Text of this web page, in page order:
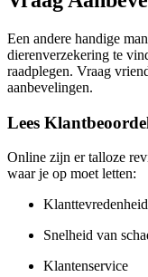
Een andere handige
dierenverzekering te
raadplegen. Vraag
aanbevelingen.
Lees
Online zijn er talloze
waar je op moet letten:
Klanttevredenheid
Snelheid van
Klantenservice